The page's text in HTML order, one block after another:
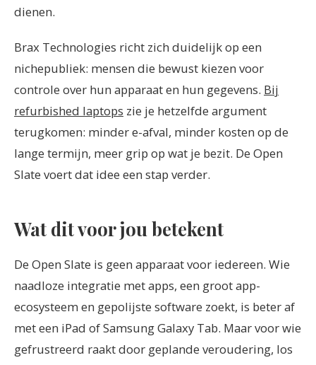
dienen.
Brax Technologies richt zich duidelijk op een
nichepubliek: mensen die bewust kiezen voor
controle over hun apparaat en hun gegevens. Bij
refurbished laptops zie je hetzelfde argument
terugkomen: minder e-afval, minder kosten op de
lange termijn, meer grip op wat je bezit. De Open
Slate voert dat idee een stap verder.
Wat dit voor jou betekent
De Open Slate is geen apparaat voor iedereen. Wie
naadloze integratie met apps, een groot app-
ecosysteem en gepolijste software zoekt, is beter af
met een iPad of Samsung Galaxy Tab. Maar voor wie
gefrustreerd raakt door geplande veroudering, los